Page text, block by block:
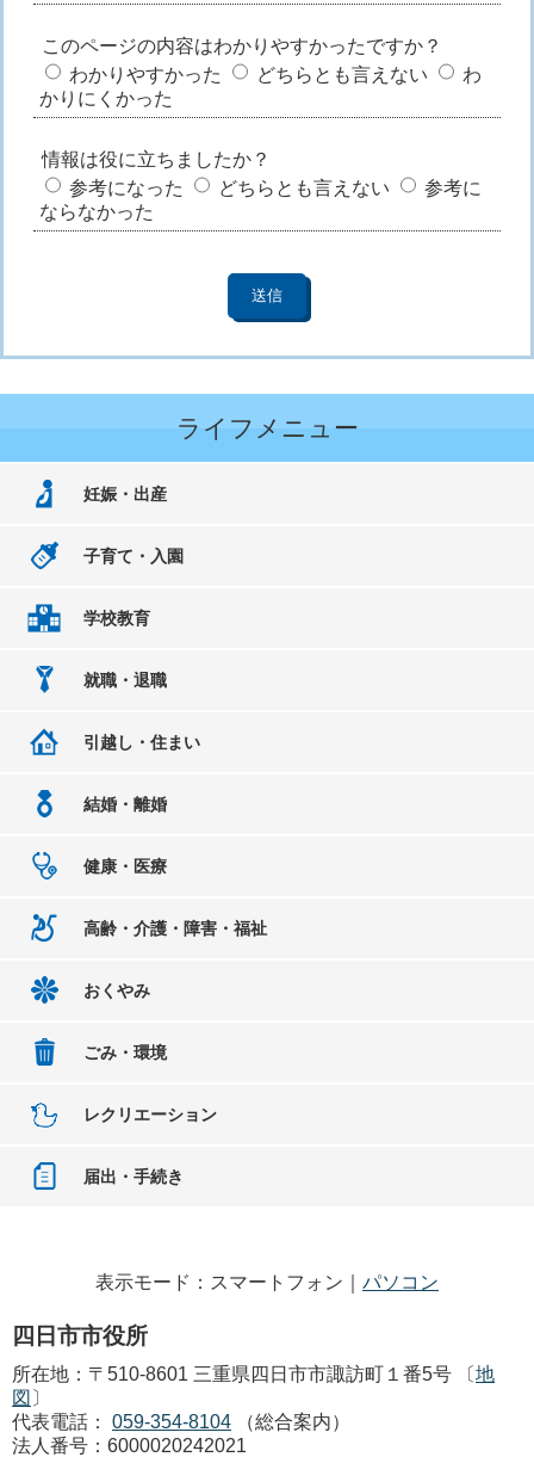
このページの内容はわかりやすかったですか？
わかりやすかった
どちらとも言えない
わ
かりにくかった
情報は役に立ちましたか？
参考になった
どちらとも言えない
参考に
ならなかった
ライフメニュー
妊娠・出産
子育て・入園
学校教育
就職・退職
引越し・住まい
結婚・離婚
健康・医療
高齢・介護・障害・福祉
おくやみ
ごみ・環境
レクリエーション
届出・手続き
表示モード：スマートフォン｜ パソコン
四日市市役所
所在地：〒510-8601 三重県四日市市諏訪町１番5号 〔地
図 〕
代表電話：
059-354-8104
（総合案内）
法人番号：6000020242021